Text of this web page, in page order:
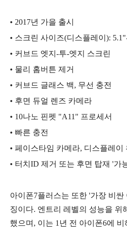
• 2017년 가을 출시
• 스크린 사이즈(디스플레이):
• 커브드 엣지-투-엣지 스크린
• 물리 홈버튼 제거
• 커브드 글래스 백, 무선 충전
• 후면 듀얼 렌즈 카메라
• 10나노 핀펫 "A11" 프로세서
• 빠른 충전
• 페이스타임 카메라, 디스플레이
• 터치ID 제거 또는 후면 탑재 '가
아이폰7플러스는 또한 '가장 비
징이다. 엔트리 레벨의 성능을 위
했으며, 이는 1년 전 아이폰6에 비